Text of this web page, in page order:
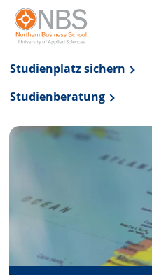
Zur Navigation springen
Zum Inhalt springen
Studienplatz sichern
Studienberatung